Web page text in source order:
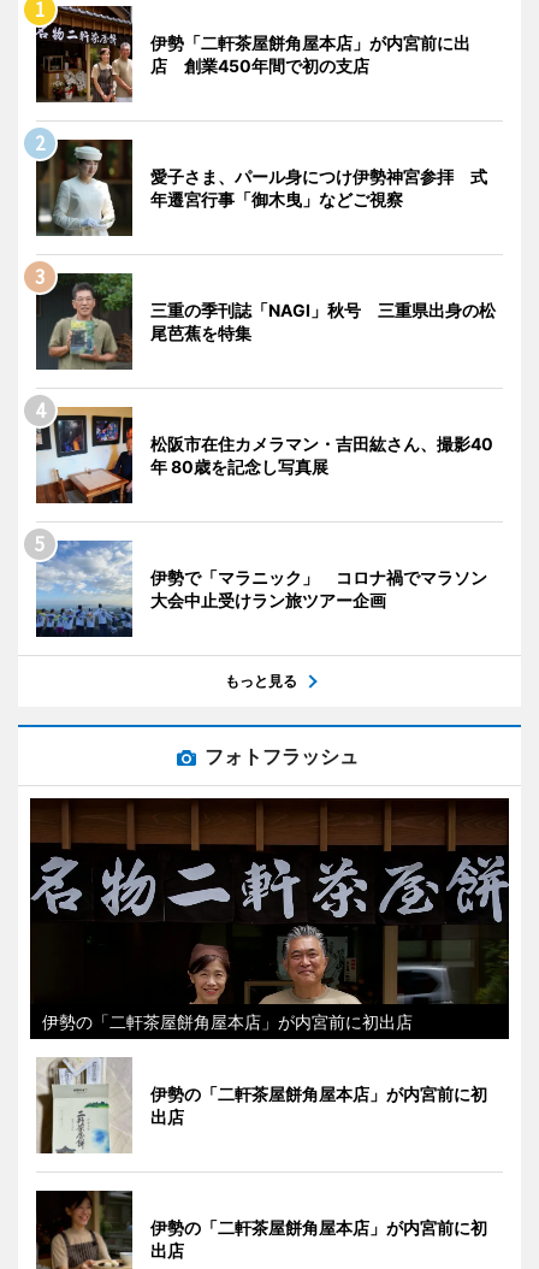
伊勢「二軒茶屋餅角屋本店」が内宮前に出
店 創業450年間で初の支店
愛子さま、パール身につけ伊勢神宮参拝 式
年遷宮行事「御木曳」などご視察
三重の季刊誌「NAGI」秋号 三重県出身の松
尾芭蕉を特集
松阪市在住カメラマン・吉田紘さん、撮影40
年 80歳を記念し写真展
伊勢で「マラニック」 コロナ禍でマラソン
大会中止受けラン旅ツアー企画
もっと見る
フォトフラッシュ
伊勢の「二軒茶屋餅角屋本店」が内宮前に初出店
伊勢の「二軒茶屋餅角屋本店」が内宮前に初
出店
伊勢の「二軒茶屋餅角屋本店」が内宮前に初
出店